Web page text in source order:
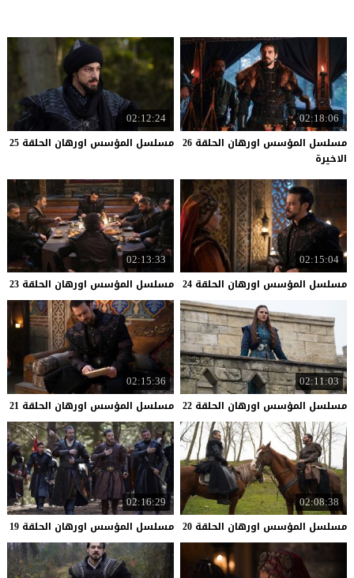
02:18:06
مسلسل المؤسس اورهان الحلقة 26
الاخيرة
02:12:24
مسلسل المؤسس اورهان الحلقة 25
02:15:04
مسلسل المؤسس اورهان الحلقة 24
02:13:33
مسلسل المؤسس اورهان الحلقة 23
02:11:03
مسلسل المؤسس اورهان الحلقة 22
02:15:36
مسلسل المؤسس اورهان الحلقة 21
02:08:38
مسلسل المؤسس اورهان الحلقة 20
02:16:29
مسلسل المؤسس اورهان الحلقة 19